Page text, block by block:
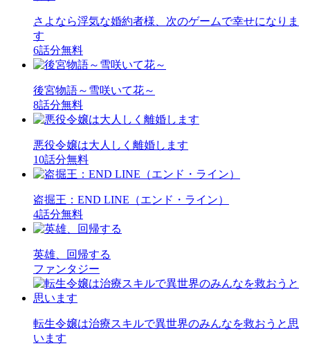
さよなら浮気な婚約者様、次のゲームで幸せになりま
す
6話分無料
後宮物語～雪咲いて花～
8話分無料
悪役令嬢は大人しく離婚します
10話分無料
盗掘王：END LINE（エンド・ライン）
4話分無料
英雄、回帰する
ファンタジー
転生令嬢は治療スキルで異世界のみんなを救おうと思
います